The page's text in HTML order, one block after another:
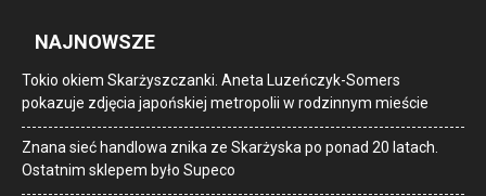
NAJNOWSZE
Tokio okiem Skarżyszczanki. Aneta Luzeńczyk-Somers
pokazuje zdjęcia japońskiej metropolii w rodzinnym mieście
Znana sieć handlowa znika ze Skarżyska po ponad 20 latach.
Ostatnim sklepem było Supeco